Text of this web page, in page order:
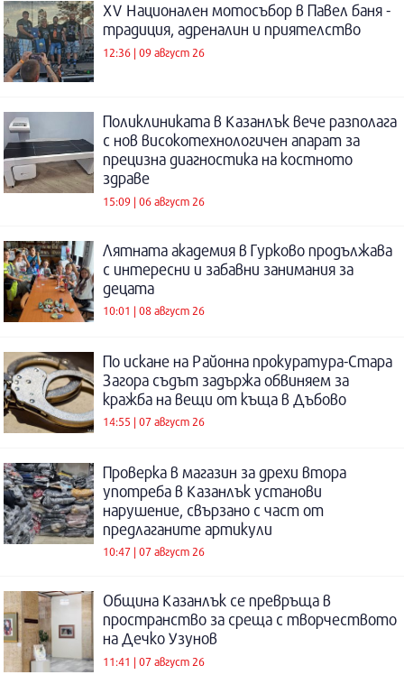
XV Национален мотосъбор в Павел баня -
традиция, адреналин и приятелство
12:36 | 09 август 26
Поликлиниката в Казанлък вече разполага
с нов високотехнологичен апарат за
прецизна диагностика на костното
здраве
15:09 | 06 август 26
Лятната академия в Гурково продължава
с интересни и забавни занимания за
децата
10:01 | 08 август 26
По искане на Районна прокуратура-Стара
Загора съдът задържа обвиняем за
кражба на вещи от къща в Дъбово
14:55 | 07 август 26
Проверка в магазин за дрехи втора
употреба в Казанлък установи
нарушение, свързано с част от
предлаганите артикули
10:47 | 07 август 26
Община Казанлък се превръща в
пространство за среща с творчеството
на Дечко Узунов
11:41 | 07 август 26